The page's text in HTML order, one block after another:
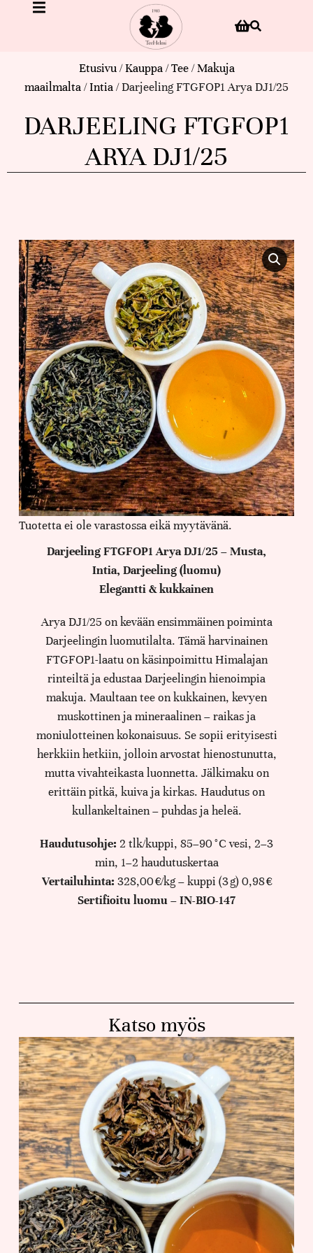
Etusivu/Kauppa/Tee/Makuja
maailmalta/Intia/ Darjeeling FTGFOP1 Arya DJ1/25
DARJEELING FTGFOP1
ARYA DJ1/25
Tuotetta ei ole varastossa eikä myytävänä.
Darjeeling FTGFOP1 Arya DJ1/25 – Musta,
Intia, Darjeeling (luomu)
Elegantti & kukkainen
Arya DJ1/25 on kevään ensimmäinen poiminta
Darjeelingin luomutilalta. Tämä harvinainen
FTGFOP1-laatu on käsinpoimittu Himalajan
rinteiltä ja edustaa Darjeelingin hienoimpia
makuja. Maultaan tee on kukkainen, kevyen
muskottinen ja mineraalinen – raikas ja
moniulotteinen kokonaisuus. Se sopii erityisesti
herkkiin hetkiin, jolloin arvostat hienostunutta,
mutta vivahteikasta luonnetta. Jälkimaku on
erittäin pitkä, kuiva ja kirkas. Haudutus on
kullankeltainen – puhdas ja heleä.
Haudutusohje: 2 tlk/kuppi, 85–90 °C vesi, 2–3
min, 1–2 haudutuskertaa
Vertailuhinta: 328,00 €/kg – kuppi (3 g) 0,98 €
Sertifioitu luomu – IN-BIO-147
Katso myös